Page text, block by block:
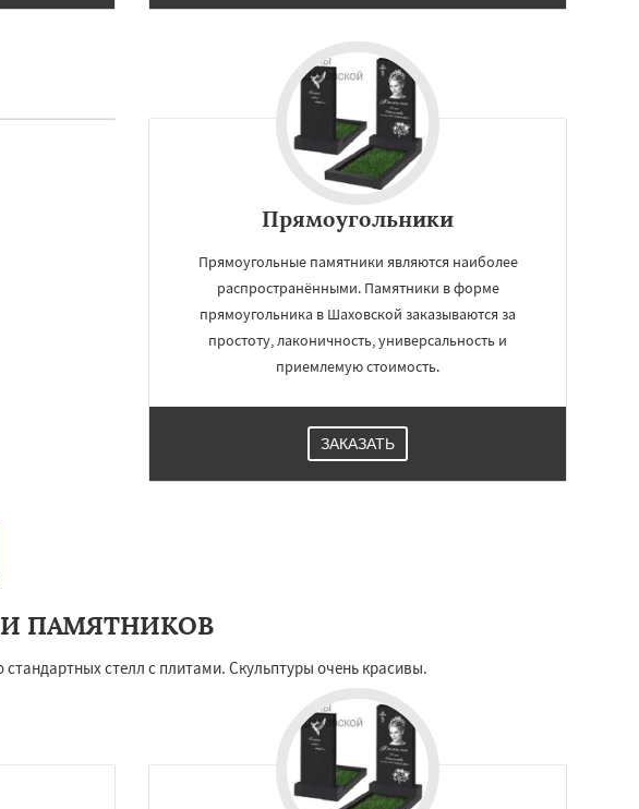
Прямоугольники
Прямоугольные памятники являются наиболее
распространёнными. Памятники в форме
прямоугольника в Шаховской заказываются за
простоту, лаконичность, универсальность и
приемлемую стоимость.
ЗАКАЗАТЬ
ПАМЯТНИКОВ
стелл с плитами. Скульптуры очень красивы.